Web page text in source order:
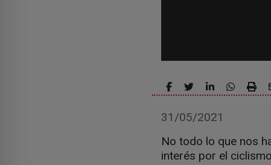
31/05/2021
No todo lo que nos
interés por el